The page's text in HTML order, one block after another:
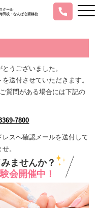
クール
田校・なんば心斎橋校
うございました。
送付させていただきます。
質問がある場合には下記の
7800
スへ確認メールを送付して
。
ませんか？
会開催中！